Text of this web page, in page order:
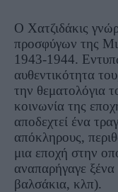
Ο Χατζιδάκις
προσφύγων της
1943-1944.
αυθεντικότητα
την θεματολόγια
κοινωνία της
αποδεχτεί ένα
απόκληρους,
μια εποχή στην
αναπαρήγαγε
βαλσάκια, κλπ).